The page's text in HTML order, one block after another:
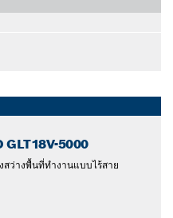
GLT18V-5000
สว่างพื้นที่ทำงานแบบไร้สาย